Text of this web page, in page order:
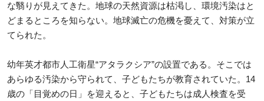
な翳りが見えてきた。地球の天然資源は枯渇し、環境汚染はと
どまるところを知らない。地球滅亡の危機を憂えて、対策が立
てられた。
幼年英才都市人工衛星“アタラクシア”の設置である。そこでは
あらゆる汚染から守られて、子どもたちが教育されていた。14
歳の「目覚めの日」を迎えると、子どもたちは成人検査を受